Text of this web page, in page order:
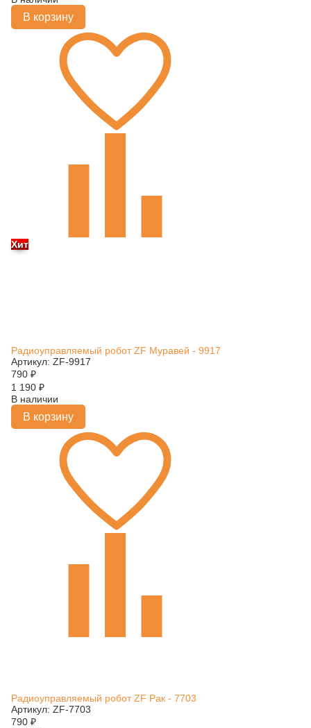
В корзину
Хит
Радиоуправляемый робот ZF Муравей - 9917
Артикул: ZF-9917
790 ₽
1 190 ₽
В наличии
В корзину
Радиоуправляемый робот ZF Рак - 7703
Артикул: ZF-7703
790 ₽